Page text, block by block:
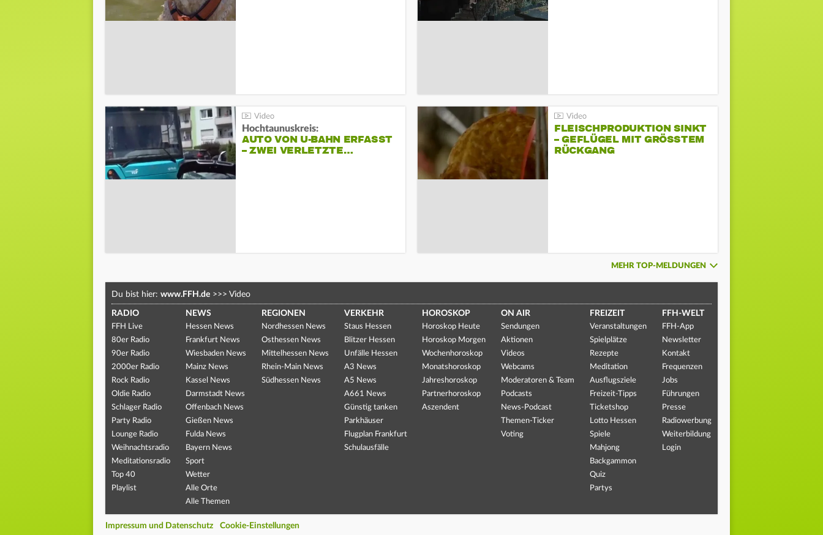
Hochtaunuskreis:
AUTO VON U-BAHN ERFASST
– ZWEI VERLETZTE…
FLEISCHPRODUKTION SINKT
– GEFLÜGEL MIT GRÖSSTEM R
ÜCKGANG
MEHR TOP-MELDUNGEN
Du bist hier: www.FFH.de >>> Video
RADIO
FFH Live
80er Radio
90er Radio
2000er Radio
Rock Radio
Oldie Radio
Schlager Radio
Party Radio
Lounge Radio
Weihnachtsradio
Meditationsradio
Top 40
Playlist
NEWS
Hessen News
Frankfurt News
Wiesbaden News
Mainz News
Kassel News
Darmstadt News
Offenbach News
Gießen News
Fulda News
Bayern News
Sport
Wetter
Alle Orte
Alle Themen
REGIONEN
Nordhessen News
Osthessen News
Mittelhessen News
Rhein-Main News
Südhessen News
VERKEHR
Staus Hessen
Blitzer Hessen
Unfälle Hessen
A3 News
A5 News
A661 News
Günstig tanken
Parkhäuser
Flugplan Frankfurt
Schulausfälle
HOROSKOP
Horoskop Heute
Horoskop Morgen
Wochenhoroskop
Monatshoroskop
Jahreshoroskop
Partnerhoroskop
Aszendent
ON AIR
Sendungen
Aktionen
Videos
Webcams
Moderatoren & Team
Podcasts
News-Podcast
Themen-Ticker
Voting
FREIZEIT
Veranstaltungen
Spielplätze
Rezepte
Meditation
Ausflugsziele
Freizeit-Tipps
Ticketshop
Lotto Hessen
Spiele
Mahjong
Backgammon
Quiz
Partys
FFH-WELT
FFH-App
Newsletter
Kontakt
Frequenzen
Jobs
Führungen
Presse
Radiowerbung
Weiterbildung
Login
Impressum und Datenschutz Cookie-Einstellungen